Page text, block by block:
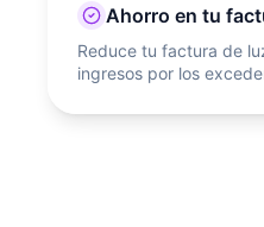
Ahorro en tu
Reduce tu factura de
ingresos por los